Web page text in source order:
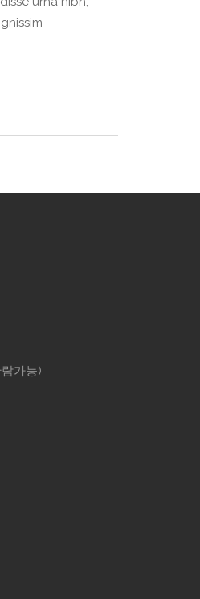
가능)